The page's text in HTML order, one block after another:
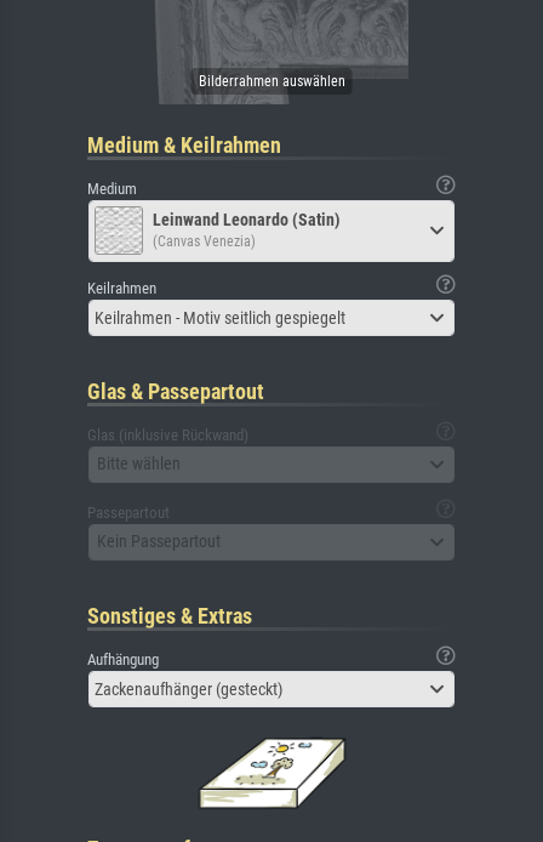
Medium & Keilrahmen
Medium
Leinwand Leonardo (Satin)
(Canvas Venezia)
Keilrahmen
Keilrahmen - Motiv seitlich gespiegelt
Glas & Passepartout
Glas (inklusive Rückwand)
Bitte wählen
Passepartout
Kein Passepartout
Sonstiges & Extras
Aufhängung
Zackenaufhänger (gesteckt)